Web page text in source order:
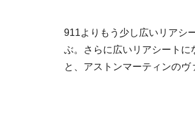
911よりもう少し広いリアシ
ぶ。さらに広いリアシート
と、アストンマーティンのヴ